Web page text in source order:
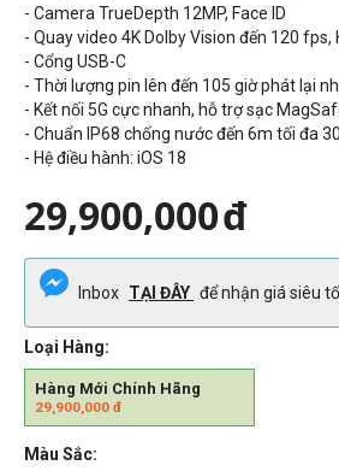
- Camera TrueDepth 12MP, Face ID
- Quay video 4K Dolby Vision đến 120 fps,
- Cổng USB-C
- Thời lượng pin lên đến 105 giờ phát lại
- Kết nối 5G cực nhanh, hỗ trợ sạc
- Chuẩn IP68 chống nước đến 6m tối đa
- Hệ điều hành: iOS 18
29,900,000đ
Inbox TẠI ĐÂY để nhận giá siêu
Loại Hàng:
Hàng Mới Chính Hãng
29,900,000 đ
Màu Sắc: